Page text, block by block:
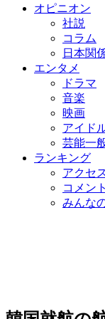
オピニオン
社説
コラム
日本関
エンタメ
ドラマ
音楽
映画
アイド
芸能一
ランキング
アクセ
コメント
みんな